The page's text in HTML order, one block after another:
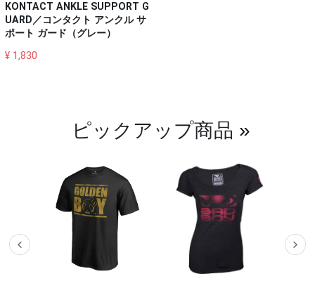
KONTACT ANKLE SUPPORT G
UARD／コンタクト アンクル サ
ポート ガード（グレー）
¥ 1,830
ピックアップ商品 »